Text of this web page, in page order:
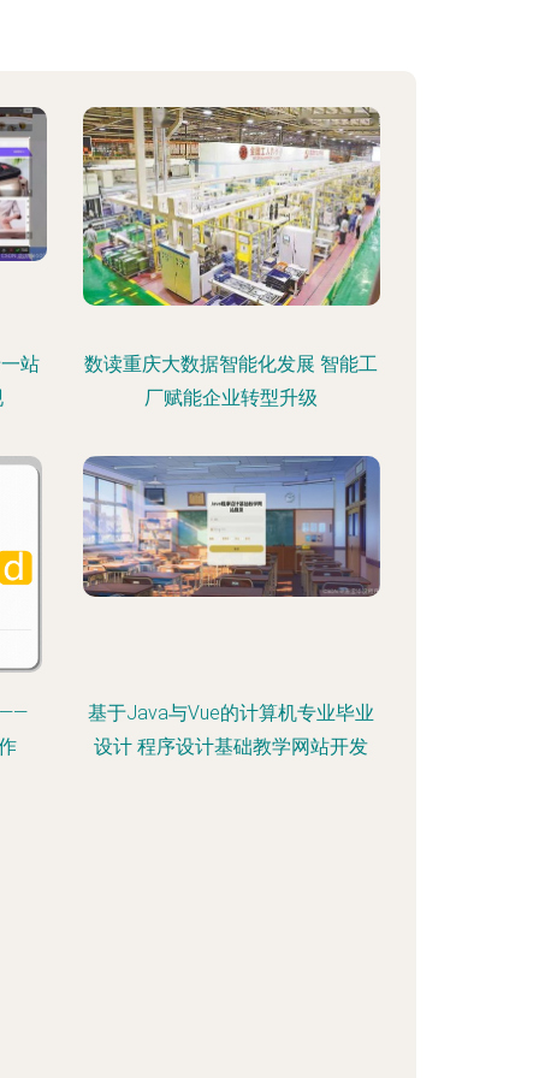
站
数读重庆大数据智能化发展 智能工
厂赋能企业转型升级
——
基于Java与Vue的计算机专业毕业
设计 程序设计基础教学网站开发